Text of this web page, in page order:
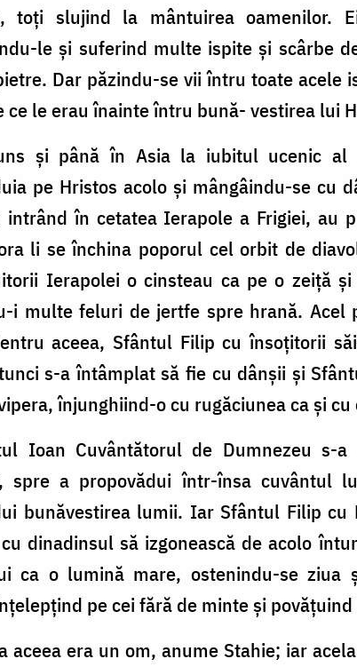
toți slujind la mântuirea
le și suferind multe ispite și scârbe
Dar păzindu-se vii întru toate acele
ce le erau înainte întru bună- vestirea lui
și până în Asia la iubitul ucenic al
pe Hristos acolo și mângâindu-se cu
intrând în cetatea Ierapole a Frigiei, au
li se închina poporul cel orbit de
Ierapolei o cinsteau ca pe o zeiță
i multe feluri de jertfe spre hrană.
aceea, Sfântul Filip cu însoțitorii
s-a întâmplat să fie cu dânșii și
înjunghiind-o cu rugăciunea ca și
Ioan Cuvântătorul de Dumnezeu s-
spre a propovădui într-însa
bunăvestirea lumii. Iar Sfântul Filip
dinadinsul să izgonească de acolo
ca o lumină mare, ostenindu-se
pe cei fără de minte și
aceea era un om, anume Stahie; iar